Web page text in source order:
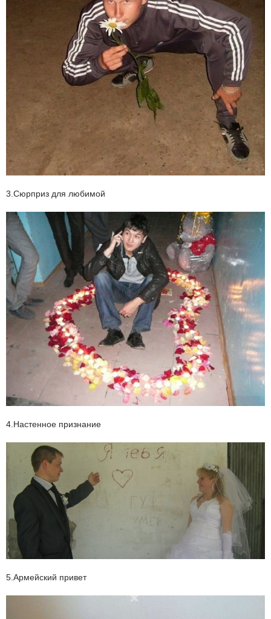
3.Сюрприз для любимой
4.Настенное признание
5.Армейский привет